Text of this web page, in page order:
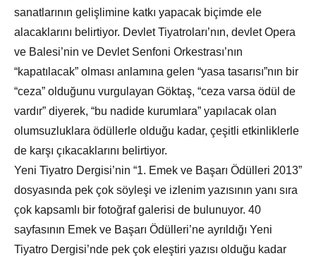
sanatlarının gelişlimine katkı yapacak biçimde ele
alacaklarını belirtiyor. Devlet Tiyatroları’nın, devlet Opera
ve Balesi’nin ve Devlet Senfoni Orkestrası’nın
“kapatılacak” olması anlamına gelen “yasa tasarısı”nın bir
“ceza” olduğunu vurgulayan Göktaş, “ceza varsa ödül de
vardır” diyerek, “bu nadide kurumlara” yapılacak olan
olumsuzluklara ödüllerle olduğu kadar, çeşitli etkinliklerle
de karşı çıkacaklarını belirtiyor.
Yeni Tiyatro Dergisi’nin “1. Emek ve Başarı Ödülleri 2013”
dosyasında pek çok söyleşi ve izlenim yazısının yanı sıra
çok kapsamlı bir fotoğraf galerisi de bulunuyor. 40
sayfasının Emek ve Başarı Ödülleri’ne ayrıldığı Yeni
Tiyatro Dergisi’nde pek çok eleştiri yazısı olduğu kadar